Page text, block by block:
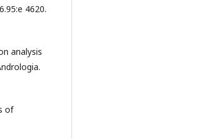
4620.
analysis
of